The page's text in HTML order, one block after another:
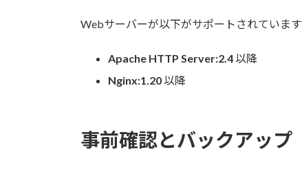
Webサーバーが以下がサポートされています
Apache HTTP Server:2.4 以降
Nginx:1.20 以降
事前確認とバックアップ